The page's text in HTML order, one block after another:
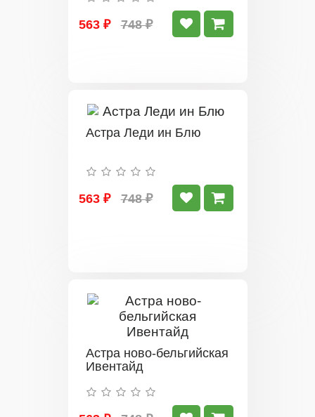
563 ₽ 748 ₽
Астра Леди ин Блю
563 ₽ 748 ₽
Астра ново-бельгийская
Ивентайд